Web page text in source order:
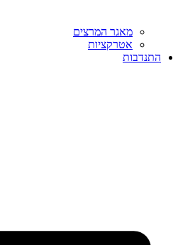
מאגר המרצים
אטרקציות
התנדבות